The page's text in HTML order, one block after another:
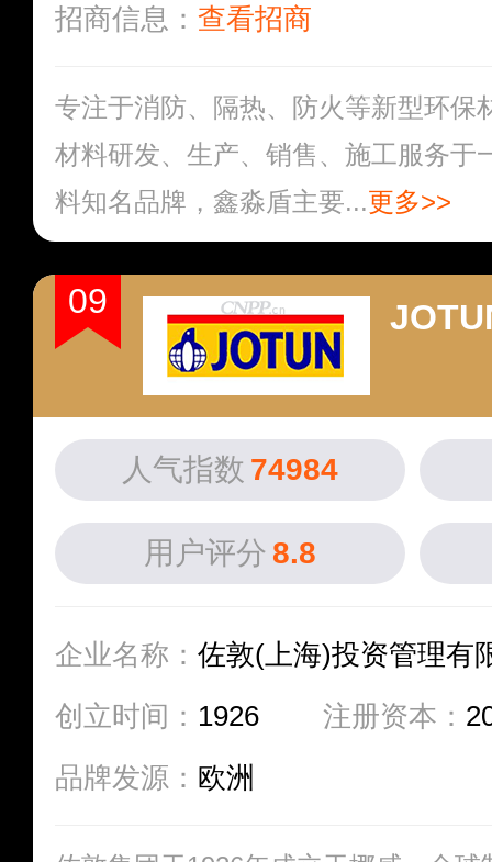
招商信息： 查看招商
专注于消防、隔热、防火等新型环保
材料研发、生产、销售、施工服务于
料知名品牌，鑫淼盾主要...更多>>
09
人气指数 74984
用户评分 8.8
企业名称： 佐敦(上海)投资管理有
创立时间： 1926 注册资本：
品牌发源： 欧洲